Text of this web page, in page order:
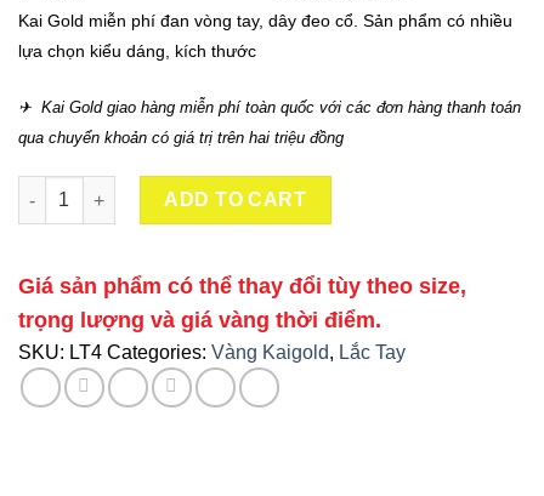
Kai Gold miễn phí đan vòng tay, dây đeo cổ. Sản phẩm có nhiều
lựa chọn kiểu dáng, kích thước
✈ Kai Gold giao hàng miễn phí toàn quốc với các đơn hàng thanh toán
qua chuyển khoản có giá trị trên hai triệu đồng
Lắc Tay Chữ Phúc Vàng 24K 9999 quantity
ADD TO CART
Giá sản phẩm có thể thay đổi tùy theo size,
trọng lượng và giá vàng thời điểm.
SKU: LT4 Categories: Vàng Kaigold, Lắc Tay